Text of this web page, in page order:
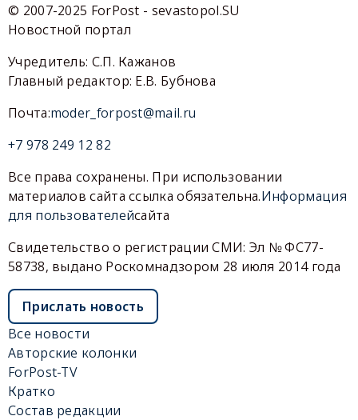
© 2007-2025 ForPost - sevastopol.SU
Новостной портал
Учредитель: С.П. Кажанов
Главный редактор: Е.В. Бубнова
Почта:moder_forpost@mail.ru
+7 978 249 12 82
Все права сохранены. При использовании
материалов сайта ссылка обязательна.Информация
для пользователейсайта
Свидетельство о регистрации СМИ: Эл № ФС77-
58738, выдано Роскомнадзором 28 июля 2014 года
Прислать новость
Все новости
Авторские колонки
ForPost-TV
Кратко
Состав редакции